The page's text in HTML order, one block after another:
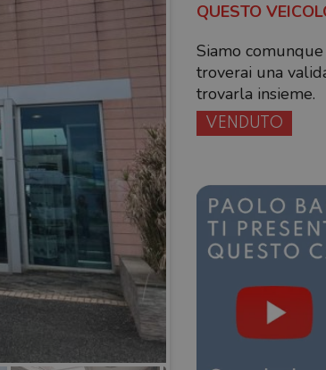
QUESTO
Siamo
troverai una
trovarla insieme.
VENDUTO